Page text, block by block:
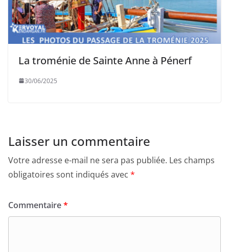
La troménie de Sainte Anne à Pénerf
30/06/2025
Laisser un commentaire
Votre adresse e-mail ne sera pas publiée. Les champs
obligatoires sont indiqués avec *
Commentaire*